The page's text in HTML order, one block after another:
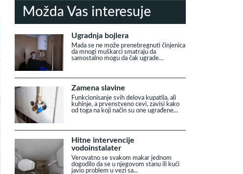
Možda Vas interesuje
Ugradnja bojlera
Mada se ne može prenebregnuti činjenica
da mnogi muškarci smatraju da
samostalno mogu da čak ugrade...
Zamena slavine
Funkcionisanje svih delova kupatila, ali
kuhinje, a prvenstveno cevi, zavisi kako
od toga na koji način su one ugrađene...
Hitne intervencije
vodoinstalater
Verovatno se svakom makar jednom
dogodilo da se u njegovom stanu ili kući
javio problem u vezi sa...